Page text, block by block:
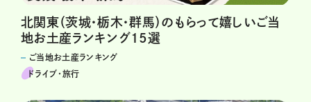
北関東（茨城・栃木・群馬）のもらって嬉しいご当
地お土産ランキング15選
ご当地お土産ランキング
ドライブ･旅行